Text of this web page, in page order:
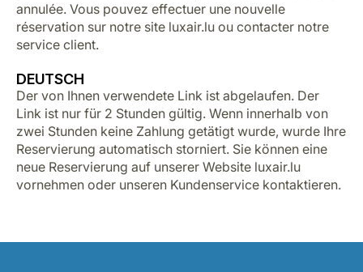
Grupo Luxair
annulée. Vous pouvez effectuer une nouvelle
réservation sur notre site luxair.lu ou contacter notre
service client.
DEUTSCH
Der von Ihnen verwendete Link ist abgelaufen. Der
Link ist nur für 2 Stunden gültig. Wenn innerhalb von
zwei Stunden keine Zahlung getätigt wurde, wurde Ihre
Reservierung automatisch storniert. Sie können eine
neue Reservierung auf unserer Website luxair.lu
vornehmen oder unseren Kundenservice kontaktieren.